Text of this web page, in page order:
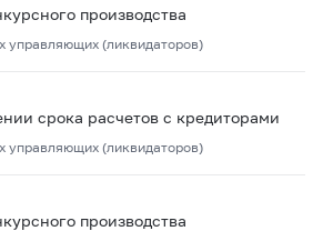
производства
управляющих (ликвидаторов)
срока расчетов с кредиторами
управляющих (ликвидаторов)
производства